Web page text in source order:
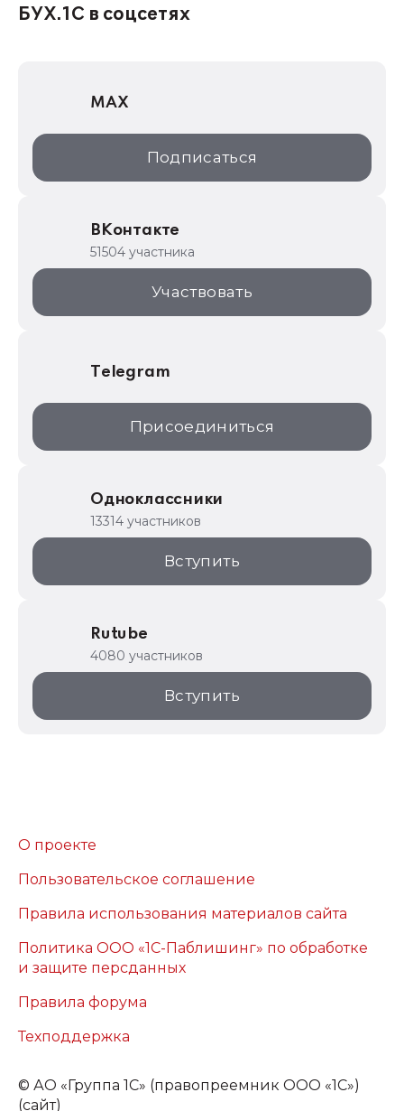
1С:Консалтинг
1С:Дистрибьюция
1С:Образование
ИТС.1C.ru
1С:Торговая площадка
БУХ.1С в соцсетях
MAX
Подписаться
ВКонтакте
51504 участника
Участвовать
Telegram
Присоединиться
Одноклассники
13314 участников
Вступить
Rutube
4080 участников
Вступить
О проекте
Пользовательское соглашение
Правила использования материалов сайта
Политика ООО «1С-Паблишинг» по обработке
и защите персданных
Правила форума
Техподдержка
© АО «Группа 1С» (правопреемник ООО «1С»)
(сайт)